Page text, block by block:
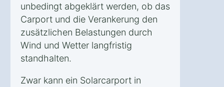
unbedingt abgeklärt werden, ob das
Carport und die Verankerung den
zusätzlichen Belastungen durch
Wind und Wetter langfristig
standhalten.
Zwar kann ein Solarcarport in